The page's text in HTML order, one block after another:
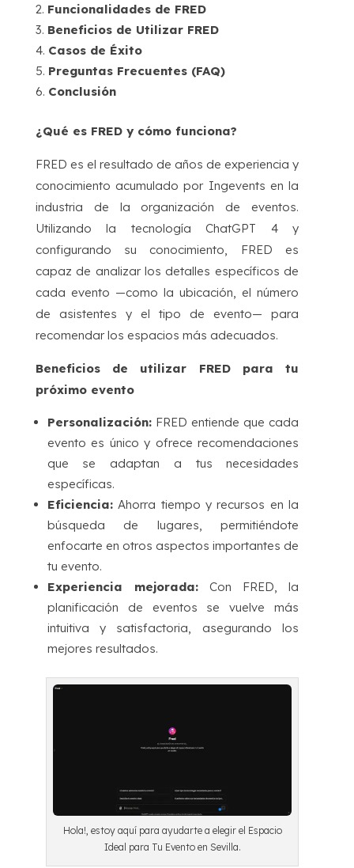
Funcionalidades de FRED
Beneficios de Utilizar FRED
Casos de Éxito
Preguntas Frecuentes (FAQ)
Conclusión
¿Qué es FRED y cómo funciona?
FRED es el resultado de años de experiencia y
conocimiento acumulado por Ingevents en la
industria de la organización de eventos.
Utilizando la tecnología ChatGPT 4 y
configurando su conocimiento, FRED es
capaz de analizar los detalles específicos de
cada evento —como la ubicación, el número
de asistentes y el tipo de evento— para
recomendar los espacios más adecuados.
Beneficios de utilizar FRED para tu
próximo evento
Personalización:FRED entiende que cada
evento es único y ofrece recomendaciones
que se adaptan a tus necesidades
específicas.
Eficiencia:Ahorra tiempo y recursos en la
búsqueda de lugares, permitiéndote
enfocarte en otros aspectos importantes de
tu evento.
Experiencia mejorada:Con FRED, la
planificación de eventos se vuelve más
intuitiva y satisfactoria, asegurando los
mejores resultados.
Hola!, estoy aquí para ayudarte a elegir el Espacio
Ideal para Tu Evento en Sevilla.